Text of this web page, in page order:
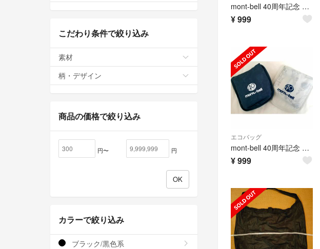
mont-bell 40周年記念 エコバッグショッピングバッグ トートバッグ
¥999
エコバッグ
mont-bell 40周年記念 エコバッグショッピングバッグ トートバッグ 紺
¥999
こだわり条件で絞り込み
素材
柄・デザイン
商品の価格で絞り込み
円〜 円
カラーで絞り込み
ブラック/黒色系